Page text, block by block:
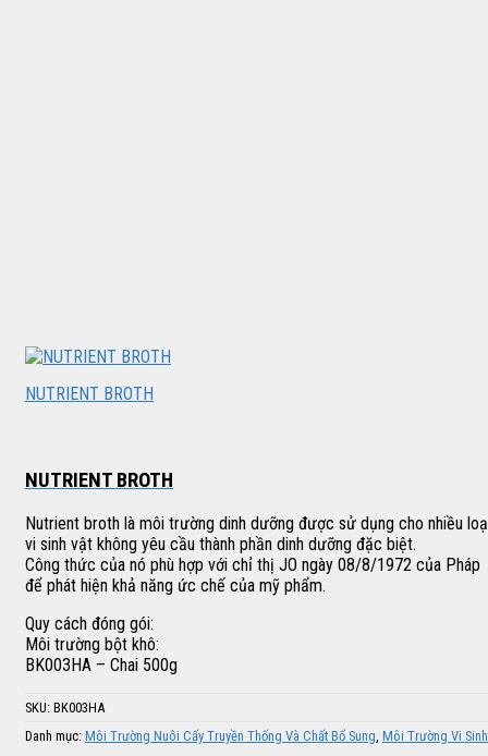
NUTRIENT BROTH
NUTRIENT BROTH
Nutrient broth là môi trường dinh dưỡng được sử dụng cho nhiều
vi sinh vật không yêu cầu thành phần dinh dưỡng đặc biệt.
Công thức của nó phù hợp với chỉ thị JO ngày 08/8/1972 của Pháp
để phát hiện khả năng ức chế của mỹ phẩm.
Quy cách đóng gói:
Môi trường bột khô:
BK003HA – Chai 500g
SKU: BK003HA
Danh mục: Môi Trường Nuôi Cấy Truyền Thống Và Chất Bổ Sung, Môi Trường Vi Sinh